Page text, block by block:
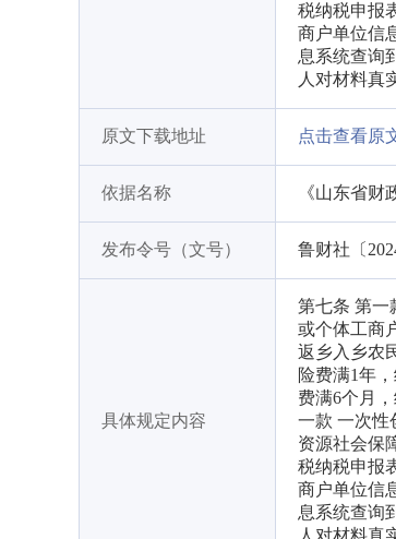
税纳税申报
商户单位信
息系统查询
人对材料真
原文下载地址 点击查看原
依据名称 《山东省
发布令号（文号） 鲁财社〔
具体规定内容
第七条 第一
或个体工商
返乡入乡农
险费满1年
费满6个月
一款 一次性
资源社会保
税纳税申报
商户单位信
息系统查询
人对材料真